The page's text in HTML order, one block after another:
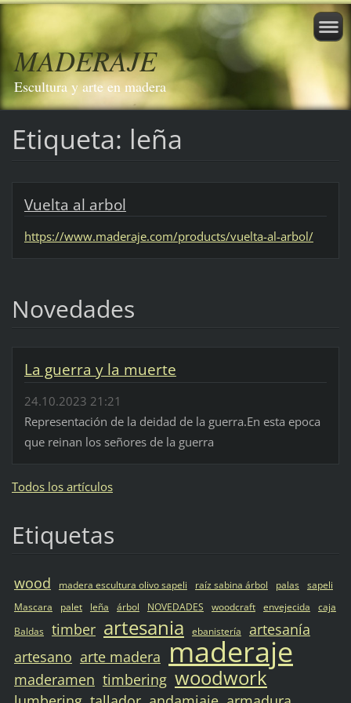
MADERAJE
Escultura y arte en madera
Etiqueta: leña
Vuelta al arbol
https://www.maderaje.com/products/vuelta-al-arbol/
Novedades
La guerra y la muerte
24.10.2023 21:21
Representación de la deidad de la guerra.En esta epoca
que reinan los señores de la guerra
Todos los artículos
Etiquetas
wood madera escultura olivo sapeli raíz sabina árbol palas sapeli
Mascara
palet leña árbol NOVEDADES woodcraft envejecida
caja
Baldas timber artesania ebanistería
artesanía
artesano arte madera maderaje
maderamen timbering woodwork